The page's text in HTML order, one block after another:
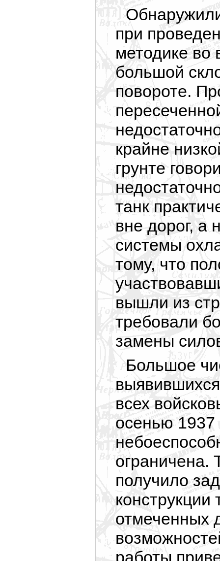
при
методике во
большой
повороте.
крайне
грунте
танк
вне дорог, а
системы
тому, что
вышли из
требовали
замены
Большое
всех
осенью 1937
ограничена.
получило
отмеченных
работы